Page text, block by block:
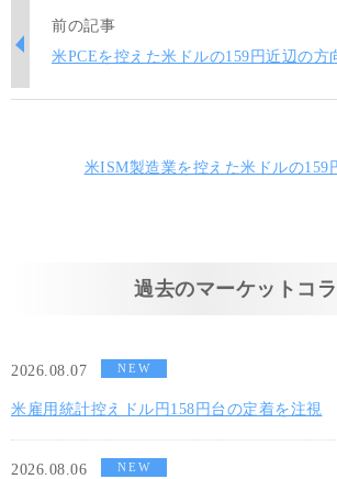
前の記事
米PCEを控えた米ドルの159円近辺の方
米ISM製造業を控えた米ドルの159
過去のマーケットコ
2026.08.07 NEW
米雇用統計控えドル円158円台の定着を注視
2026.08.06 NEW